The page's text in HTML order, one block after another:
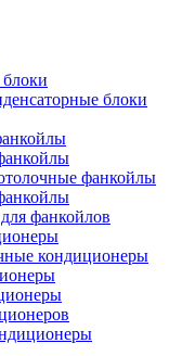
блоки
фанкойлы
фанкойлов
кондиционеры